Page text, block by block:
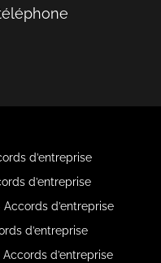
d’entreprise
d’entreprise
d’entreprise
d’entreprise
d’entreprise